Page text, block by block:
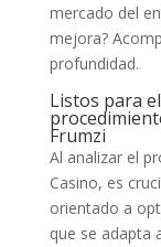
mercado del
mejora?
profundidad.
Listos para
Frumzi
Al analizar el
Casino, es
orientado a
que se adapta